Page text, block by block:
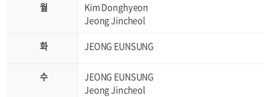
Kim Donghyeon
Jeong Jincheol
JEONG EUNSUNG
JEONG EUNSUNG
Jeong Jincheol